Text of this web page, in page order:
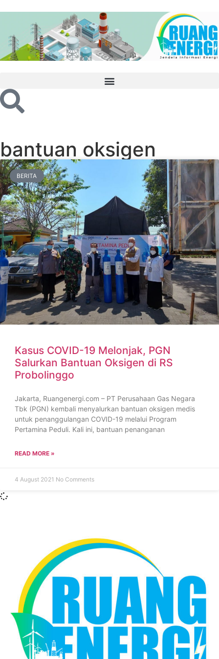
bantuan oksigen
BERITA
Kasus COVID-19 Melonjak, PGN
Salurkan Bantuan Oksigen di RS
Probolinggo
Jakarta, Ruangenergi.com – PT Perusahaan Gas Negara
Tbk (PGN) kembali menyalurkan bantuan oksigen medis
untuk penanggulangan COVID-19 melalui Program
Pertamina Peduli. Kali ini, bantuan penanganan
READ MORE »
4 August 2021 No Comments